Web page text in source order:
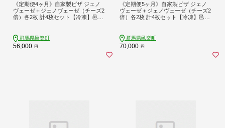
《定期便4ヶ月》自家製ピザ ジェノ
ヴェーゼ＋ジェノヴェーゼ（チーズ2
倍）各2枚 計4枚セット【冷凍】邑楽
群馬県邑楽町
56,000 円
《定期便5ヶ月》自家製ピザ ジェノ
ヴェーゼ＋ジェノヴェーゼ（チーズ2
倍）各2枚 計4枚セット【冷凍】邑楽
群馬県邑楽町
70,000 円